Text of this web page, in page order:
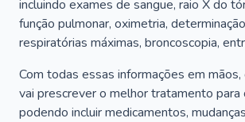
incluindo exames de sangue, raio X do
função pulmonar, oximetria,
respiratórias máximas, broncoscopia,
Com todas essas informações em
vai prescrever o melhor tratamento para
podendo incluir medicamentos,